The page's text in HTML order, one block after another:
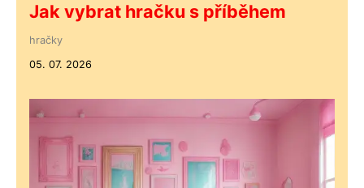
Jak vybrat hračku s příběhem
hračky
05. 07. 2026